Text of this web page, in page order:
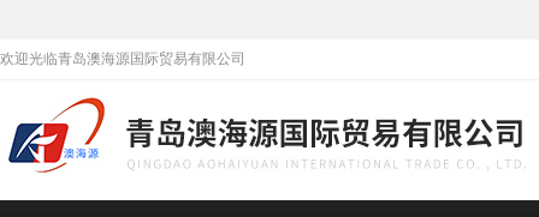
欢迎光临青岛澳海源国际贸易有限公司